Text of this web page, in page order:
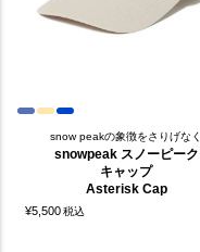
snow peakの象徴をさりげなく
snowpeak スノーピーク
キャップ
Asterisk Cap
¥5,500税込